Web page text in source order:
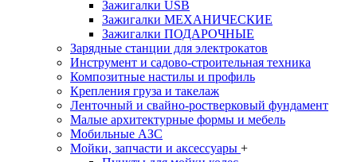
Зажигалки USB
Зажигалки МЕХАНИЧЕСКИЕ
Зажигалки ПОДАРОЧНЫЕ
Зарядные станции для электрокатов
Инструмент и садово-строительная техника
Композитные настилы и профиль
Крепления груза и такелаж
Ленточный и свайно-ростверковый фундамент
Малые архитектурные формы и мебель
Мобильные АЗС
Мойки, запчасти и аксессуары +